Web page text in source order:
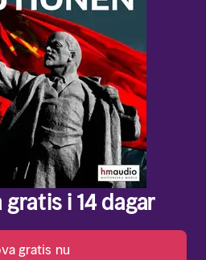
i 14 dagar
gratis nu